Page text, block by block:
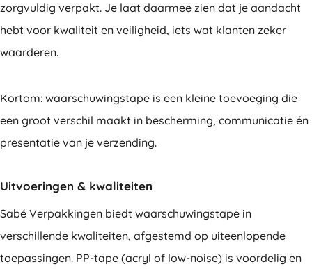
zorgvuldig verpakt. Je laat daarmee zien dat je aandacht
hebt voor kwaliteit en veiligheid, iets wat klanten zeker
waarderen.
Kortom: waarschuwingstape is een kleine toevoeging die
een groot verschil maakt in bescherming, communicatie én
presentatie van je verzending.
Uitvoeringen & kwaliteiten
Sabé Verpakkingen biedt waarschuwingstape in
verschillende kwaliteiten, afgestemd op uiteenlopende
toepassingen. PP-tape (acryl of low-noise) is voordelig en